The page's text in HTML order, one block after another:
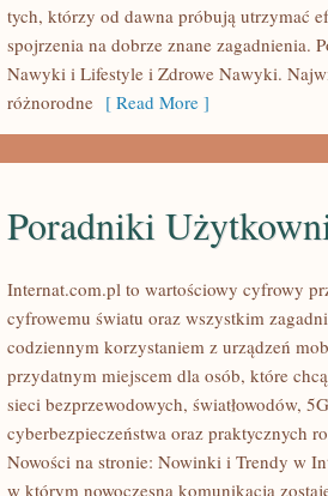
tych, którzy od dawna próbują utrzymać
spojrzenia na dobrze znane zagadnienia.
Nawyki i Lifestyle i Zdrowe Nawyki.
różnorodne [ Read More ]
Poradniki
Internat.com.pl to wartościowy cyfrowy
cyfrowemu światu oraz wszystkim
codziennym korzystaniem z urządzeń
przydatnym miejscem dla osób, które
sieci bezprzewodowych, światłowodów,
cyberbezpieczeństwa oraz praktycznych
Nowości na stronie: Nowinki i Trendy w
w którym nowoczesna komunikacja